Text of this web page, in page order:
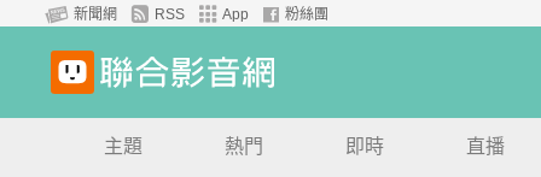
新聞網 RSS App 粉絲團
主題 熱門 即時 直播